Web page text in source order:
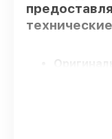
сервиса